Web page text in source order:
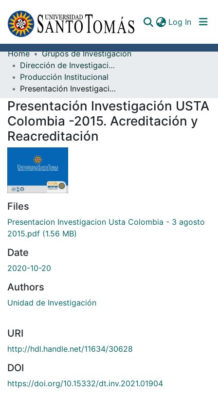
Log In
Communities & Collections
All of DSpace
Documents
Home
Grupos de Investigación
Dirección de Investigación e Innovación
Producción Institucional
Presentación Investigación USTA Colombia -2015. Acreditación y Reacreditación
Presentación Investigación USTA
Colombia -2015. Acreditación y
Reacreditación
Files
Presentacion Investigacion Usta Colombia - 3 agosto
2015.pdf (1.56 MB)
Date
2020-10-20
Authors
Unidad de Investigación
URI
http://hdl.handle.net/11634/30628
DOI
https://doi.org/10.15332/dt.inv.2021.01904